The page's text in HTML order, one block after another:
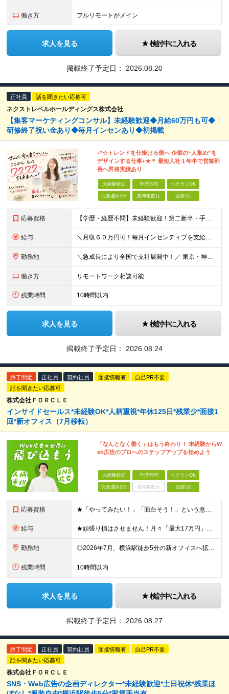
働き方 フルリモートがメイン
求人を見る 検討中に入れる
掲載終了予定日： 2026.08.20
正社員 話を聞きたい応募可
ネクストレベルホールディングス株式会社
【集客マーケティングコンサル】未経験歓迎◆月給60万円も可◆
研修終了祝い金あり◆毎月インセンあり◆初掲載
+*☆トレンドを仕掛ける側へ 企業の“⼈集め”を
デザインする仕事+★＊ 最短⼊社１年半で営業部
⻑へ昇格実績あり
未経験歓迎 学歴不問 ベテランOK
完全週休2日 賞与複数月 面接1回
応募資格 【学歴・経歴不問】未経験歓迎！第⼆新卒・⼿に職をつけたい・新たな挑戦者⼤歓迎！⼈柄・意欲重視の採⽤♪ ＼これまでの経験・スキルは⼀切不問／ 新たな⼀歩を全⼒で応援します！ ★経歴・学歴不問 ★未経
給与 ＼⽉収６０万円可！毎⽉インセンティブを⽀給／ ⽉給３０万円〜+ダブルインセンティブ（個⼈+⽀店達成率に応じて） ※営業⼿当含む ▼下記固定残業代を含みます ・関東圏：5万8000円〜（⽉36h分）＋
勤務地 ＼急成⻑により全国で⽀社展開中！／ 東京・神奈川・埼⽟・千葉・⼤阪・名古屋・神⼾・新潟・⾦沢・京都・広島・福岡などで募集中！ ★東京、⼤阪、名古屋、福岡は急募のため、特に選考優遇します★ ◎勤務地は
働き方 リモートワーク相談可能
残業時間 10時間以内
求人を見る 検討中に入れる
掲載終了予定日： 2026.08.24
終了間近 正社員 契約社員 面接情報有
自己PR不要
話を聞きたい応募可
株式会社ＦＯＲＣＬＥ
インサイドセールス*未経験OK*人柄重視*年休125日*残業少*面接1
回*新オフィス（7月移転）
「なんとなく働く」はもう終わり！ 未経験からW
eb広告のプロへのステップアップを始めよう
未経験歓迎 学歴不問 ベテランOK
完全週休2日 賞与複数月 面接1回
応募資格 ★「やってみたい！」「面白そう！」という意欲重視の採用です！ ★新オフィスのスタートメンバー募集！ ◎学歴・経験一切不問！未経験・第二新卒大歓迎 ◎基本的なPCスキル（文字入力レベルでOK） ＼こ
給与 ★頑張り損はさせません！月々「最大17万円」のインセンティブ支給！ 【月収イメージ】 ・月収33.5万円（月給23万5000円＋インセンティブ10万円） ・月収47.5万円（月給30万円＋インセンティ
勤務地 ◎2026年7月、横浜駅徒歩5分の新オフィスへ拡大移転！ ◎転勤なし！U・Iターンも歓迎 ◎横浜駅から徒歩6分の好アクセス ≪本社≫ 神奈川県横浜市神奈川区金港町7−3 ★2026年7月より、横浜
残業時間 10時間以内
求人を見る 検討中に入れる
掲載終了予定日： 2026.08.27
終了間近 正社員 契約社員 面接情報有
自己PR不要
話を聞きたい応募可
株式会社ＦＯＲＣＬＥ
SNS・Web広告の企画ディレクター*未経験歓迎*土日祝休*残業ほ